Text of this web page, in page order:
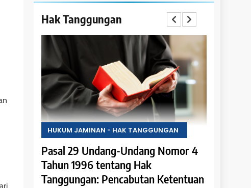
Hak Tanggungan
HUKUM JAMINAN - HAK TANGGUNGAN
Pasal 28 Undang-Undang Nomor 4
Tahun 1996 tentang Hak
Tanggungan: Ketentuan